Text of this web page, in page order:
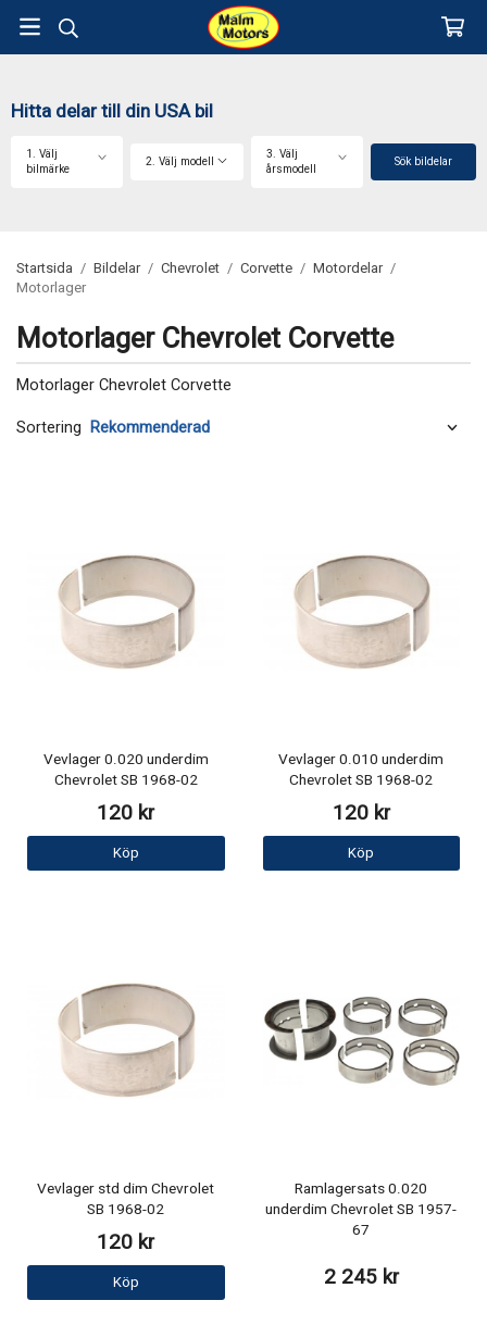
Hitta delar till din USA bil
1. Välj
bilmärke
2. Välj modell
3. Välj
årsmodell
Sök bildelar
Startsida / Bildelar / Chevrolet / Corvette / Motordelar /
Motorlager
Motorlager Chevrolet Corvette
Motorlager Chevrolet Corvette
Sortering
Vevlager 0.020 underdim
Chevrolet SB 1968-02
120 kr
Köp
Vevlager 0.010 underdim
Chevrolet SB 1968-02
120 kr
Köp
Vevlager std dim Chevrolet
SB 1968-02
120 kr
Köp
Ramlagersats 0.020
underdim Chevrolet SB 1957-
67
2 245 kr